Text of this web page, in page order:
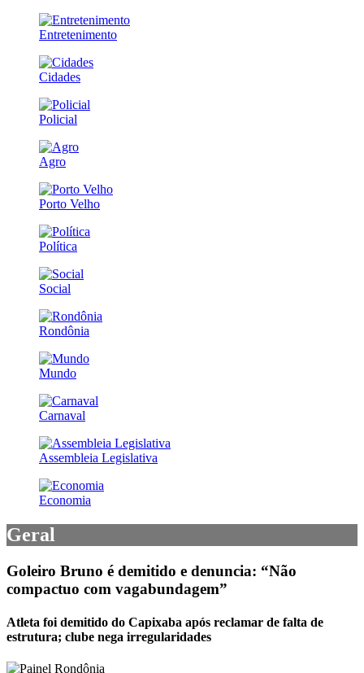
Entretenimento
Cidades
Policial
Agro
Porto Velho
Política
Social
Rondônia
Mundo
Carnaval
Assembleia Legislativa
Economia
Geral
Goleiro Bruno é demitido e denuncia: “Não
compactuo com vagabundagem”
Atleta foi demitido do Capixaba após reclamar de falta de
estrutura; clube nega irregularidades